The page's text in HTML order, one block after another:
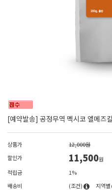
[예약발송] 공정무역 멕시코 엘메즈
상품가
12,000원
할인가
11,500원
적립금
1%
배송비
(조건)
지역별